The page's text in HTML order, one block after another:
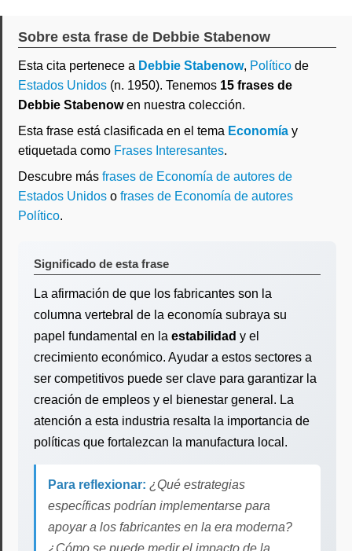
Sobre esta frase de Debbie Stabenow
Esta cita pertenece a Debbie Stabenow, Político de
Estados Unidos (n. 1950). Tenemos 15 frases de
Debbie Stabenowen nuestra colección.
Esta frase está clasificada en el tema Economía y
etiquetada como Frases Interesantes.
Descubre más frases de Economía de autores de
Estados Unidos o frases de Economía de autores
Político.
Significado de esta frase
La afirmación de que los fabricantes son la
columna vertebral de la economía subraya su
papel fundamental en la estabilidad y el
crecimiento económico. Ayudar a estos sectores a
ser competitivos puede ser clave para garantizar la
creación de empleos y el bienestar general. La
atención a esta industria resalta la importancia de
políticas que fortalezcan la manufactura local.
Para reflexionar: ¿Qué estrategias
específicas podrían implementarse para
apoyar a los fabricantes en la era moderna?
¿Cómo se puede medir el impacto de la